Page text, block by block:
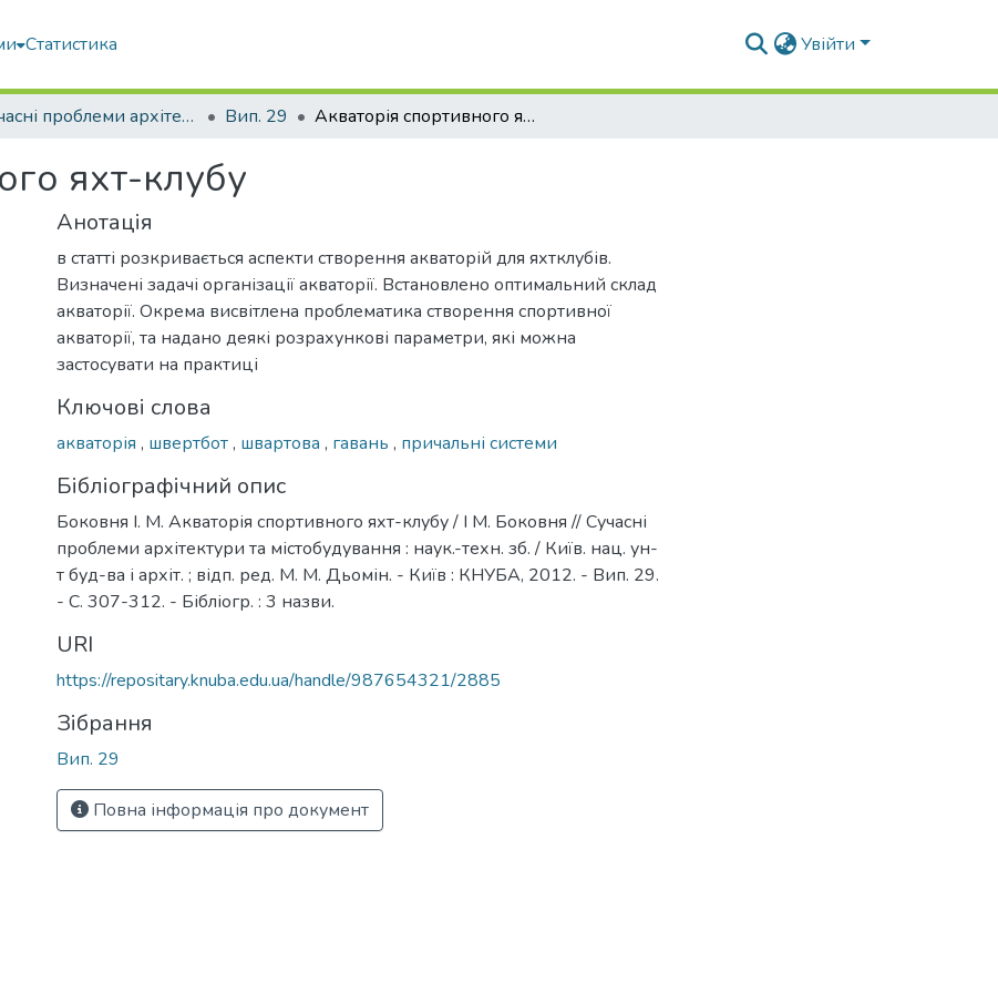
Статистика Увійти
Сучасні проблеми архітектури та містобудування Вип. 29 Акваторія спортивного яхт-клубу
яхт-клубу
Анотація
в статті розкривається аспекти створення акваторій для яхтклубів.
Визначені задачі організації акваторії. Встановлено оптимальний склад
акваторії. Окрема висвітлена проблематика створення спортивної
акваторії, та надано деякі розрахункові параметри, які можна
застосувати на практиці
Ключові слова
акваторія , швертбот, швартова , гавань , причальні системи
Бібліографічний опис
Боковня І. М. Акваторія спортивного яхт-клубу / І М. Боковня // Сучасні
проблеми архітектури та містобудування : наук.-техн. зб. / Київ. нац. ун-
т буд-ва і архіт. ; відп. ред. М. М. Дьомін. - Київ : КНУБА, 2012. - Вип. 29.
- С. 307-312. - Бібліогр. : 3 назви.
URI
https://repositary.knuba.edu.ua/handle/987654321/2885
Зібрання
Вип. 29
Повна інформація про документ